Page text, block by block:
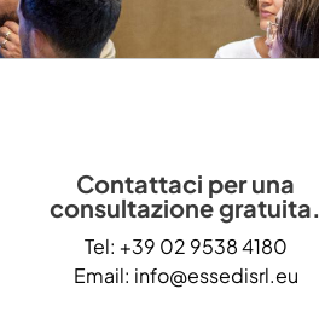
Contattaci per una
consultazione gratuita.
Tel: +39 02 9538 4180
Email: info@essedisrl.eu